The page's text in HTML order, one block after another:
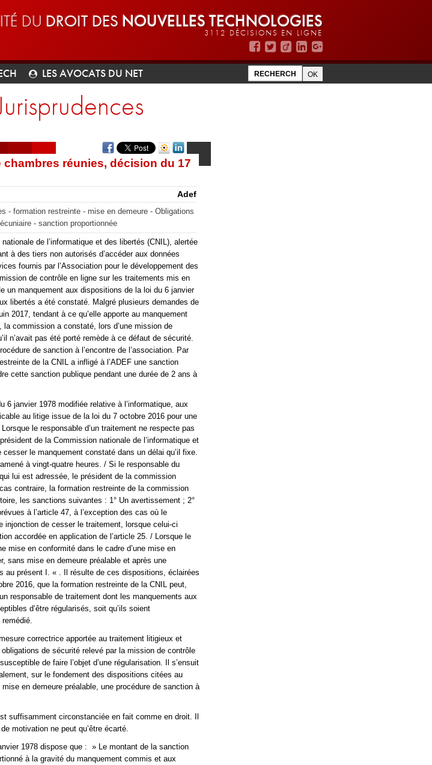
DU DROIT DES NOUVELLES TECHNOLOGIES
3112 DÉCISIONS EN LIGNE
LES AVOCATS DU NET
chambres réunies, décision du 17
Adef
- formation restreinte - mise en demeure - Obligations
- sanction proportionnée
de l’informatique et des libertés (CNIL), alertée
à des tiers non autorisés d’accéder aux données
fournis par l’Association pour le développement des
de contrôle en ligne sur les traitements mis en
un manquement aux dispositions de la loi du 6 janvier
libertés a été constaté. Malgré plusieurs demandes de
2017, tendant à ce qu’elle apporte au manquement
commission a constaté, lors d’une mission de
n’avait pas été porté remède à ce défaut de sécurité.
de sanction à l’encontre de l’association. Par
de la CNIL a infligé à l’ADEF une sanction
cette sanction publique pendant une durée de 2 ans à
6 janvier 1978 modifiée relative à l’informatique, aux
au litige issue de la loi du 7 octobre 2016 pour une
le responsable d’un traitement ne respecte pas
de la Commission nationale de l’informatique et
le manquement constaté dans un délai qu’il fixe.
à vingt-quatre heures. / Si le responsable du
lui est adressée, le président de la commission
contraire, la formation restreinte de la commission
les sanctions suivantes : 1° Un avertissement ; 2°
à l’article 47, à l’exception des cas où le
injonction de cesser le traitement, lorsque celui-ci
accordée en application de l’article 25. / Lorsque le
mise en conformité dans le cadre d’une mise en
sans mise en demeure préalable et après une
au présent I. « . Il résulte de ces dispositions, éclairées
2016, que la formation restreinte de la CNIL peut,
responsable de traitement dont les manquements aux
d’être régularisés, soit qu’ils soient
correctrice apportée au traitement litigieux et
de sécurité relevé par la mission de contrôle
de faire l’objet d’une régularisation. Il s’ensuit
sur le fondement des dispositions citées au
en demeure préalable, une procédure de sanction à
suffisamment circonstanciée en fait comme en droit. Il
motivation ne peut qu’être écarté.
1978 dispose que : » Le montant de la sanction
à la gravité du manquement commis et aux